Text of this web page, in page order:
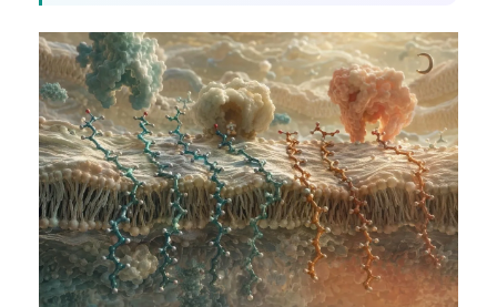
Català
Қазақ тілі
Suomi
Hrvatski
Slovenčina
كوردی‎
پښتو